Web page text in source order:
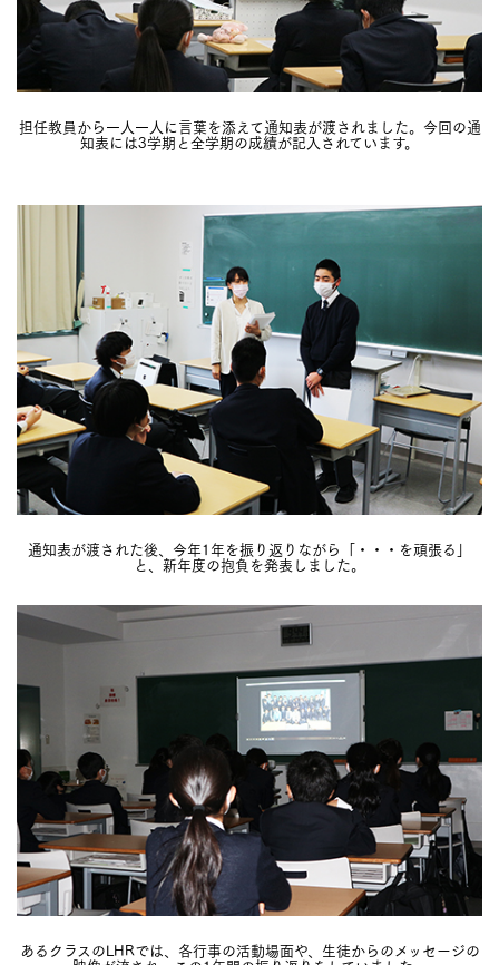
担任教員から一人一人に言葉を添えて通知表が渡されました。今回の通
知表には3学期と全学期の成績が記入されています。
通知表が渡された後、今年1年を振り返りながら「・・・を頑張る」
と、新年度の抱負を発表しました。
あるクラスのLHRでは、各行事の活動場面や、生徒からのメッセージの